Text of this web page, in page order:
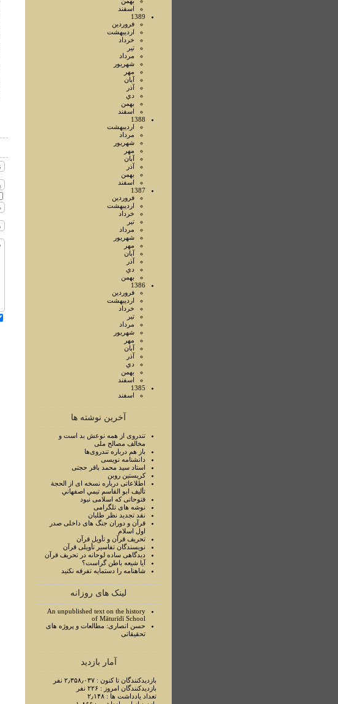
اسفند
1389
فروردين
ارديبهشت
خرداد
تير
مرداد
شهريور
مهر
آبان
آذر
دي
بهمن
اسفند
1388
ارديبهشت
مرداد
شهريور
مهر
آبان
آذر
بهمن
اسفند
1387
فروردين
ارديبهشت
خرداد
تير
مرداد
شهريور
مهر
آبان
آذر
دي
بهمن
1386
فروردين
ارديبهشت
خرداد
تير
مرداد
شهريور
مهر
آبان
آذر
دي
بهمن
اسفند
1385
اسفند
آخرین نوشته ها
تندروی از همه نوعش بد است و
مخالف مصالح ملی
باز هم درباره تندروی‌ها
دانشنامه نویسی
استاد سيد محمد باقر حجتی
کریستین روبن
اطلاعاتی درباره نسخه ای از الحجة
تأليف ابو القاسم تيمي اصفهاني
فتوحاتی که اسلامی نبود
نوشه های تلگرامی
نقد تجدید نظر طلبان
قرآن و دوران جنگ های داخلی صدر
اول اسلام
تحريف قرآن و تأويل قرآن
نويسندگان تفاسير تأويلی قرآن
ديدگاهی ساده لوحانه در تحريف قرآن
آيا شيعه باطن گراست؟
شاهنامه را دستمايه تفرقه نکنيد
لینک های روزانه
An unpublished text on the history
of Māturīdī School
حسن انصاری: مطالعات و پروژه های
تحقیقاتی
آمار بازدید
بازدیدکنندگان تا کنون : ۲٫۳۵۸٫۰۳۷ نفر
بازدیدکنندگان امروز : ۲۲۶ نفر
تعداد یادداشت ها : ۲٫۱۴۸